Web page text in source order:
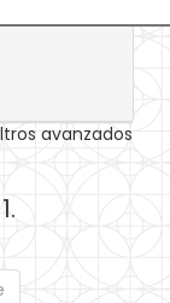
avanzados